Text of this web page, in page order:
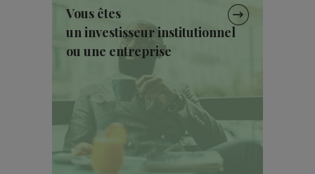
Vous êtes
un investisseur institutionnel
ou une entreprise